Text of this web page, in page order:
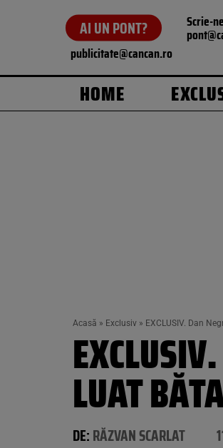
AI UN PONT? Scrie-
publicitate@cancan.ro
HOME
Acasă » Exclusiv » EXCLUSIV. Dan
LUAT
DE:RĂZVAN SCARLAT